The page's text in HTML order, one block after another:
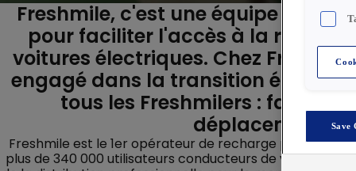
Freshmile, c'est une équipe de
pour faciliter l'accès à la
voitures électriques. Chez
engagé dans la transition
tous les Freshmilers : faire de
déplacement
Freshmile est le 1er opérateur de recharge pour
plus de 340 000 utilisateurs conducteurs de véhicules
Save